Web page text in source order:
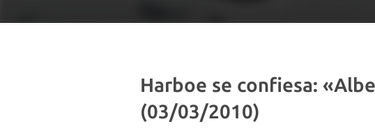
Harboe se confiesa:
(03/03/2010)